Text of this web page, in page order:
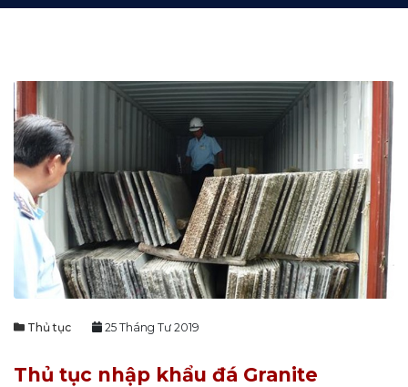
Thủ tục 25 Tháng Tư 2019
Thủ tục nhập khẩu đá Granite